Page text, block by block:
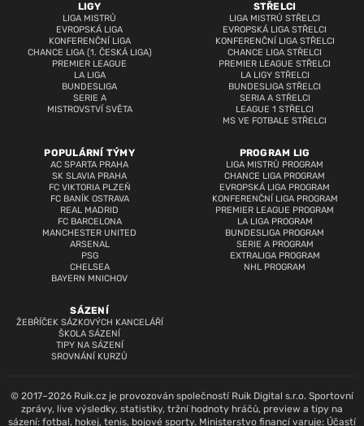
LIGY
LIGA MISTRŮ
EVROPSKÁ LIGA
KONFERENČNÍ LIGA
CHANCE LIGA (1. ČESKÁ LIGA)
PREMIER LEAGUE
LA LIGA
BUNDESLIGA
SERIE A
MISTROVSTVÍ SVĚTA
STŘELCI
LIGA MISTRŮ STŘELCI
EVROPSKÁ LIGA STŘELCI
KONFERENČNÍ LIGA STŘELCI
CHANCE LIGA STŘELCI
PREMIER LEAGUE STŘELCI
LA LIGY STŘELCI
BUNDESLIGA STŘELCI
SERIA A STŘELCI
LEAGUE 1 STŘELCI
MS VE FOTBALE STŘELCI
POPULÁRNÍ TÝMY
AC SPARTA PRAHA
SK SLAVIA PRAHA
FC VIKTORIA PLZEŇ
FC BANÍK OSTRAVA
REAL MADRID
FC BARCELONA
MANCHESTER UNITED
ARSENAL
PSG
CHELSEA
BAYERN MNICHOV
PROGRAM LIG
LIGA MISTRŮ PROGRAM
CHANCE LIGA PROGRAM
EVROPSKÁ LIGA PROGRAM
KONFERENČNÍ LIGA PROGRAM
PREMIER LEAGUE PROGRAM
LA LIGA PROGRAM
BUNDESLIGA PROGRAM
SERIE A PROGRAM
EXTRALIGA PROGRAM
NHL PROGRAM
SÁZENÍ
ŽEBŘÍČEK SÁZKOVÝCH KANCELÁŘÍ
ŠKOLA SÁZENÍ
TIPY NA SÁZENÍ
SROVNÁNÍ KURZŮ
© 2017–2026 Ruik.cz je provozován společností Ruik Digital s.r.o. Sportovní
zprávy, live výsledky, statistiky, tržní hodnoty hráčů, preview a tipy na
sázení: fotbal, hokej, tenis, bojové sporty. Ministerstvo financí varuje: Účastí